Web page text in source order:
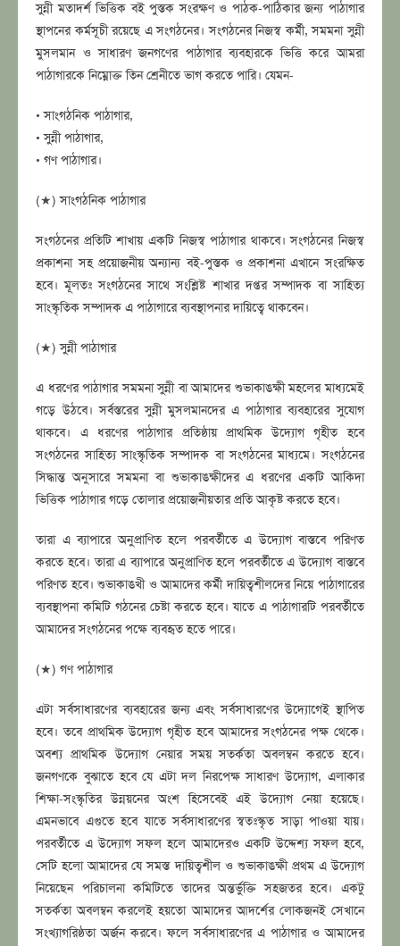
সুন্নী মতাদর্শ ভিত্তিক বই পুস্তক সংরক্ষণ ও পাঠক-পাঠিকার জন্য পাঠাগার
স্থাপনের কর্মসূচী রয়েছে এ সংগঠনের। সংগঠনের নিজস্ব কৰ্মী, সমমনা সুন্নী
মুসলমান ও সাধারণ জনগণের পাঠাগার ব্যবহারকে ভিত্তি করে আমরা
পাঠাগারকে নিম্নোক্ত তিন শ্রেনীতে ভাগ করতে পারি। যেমন-
• সাংগঠনিক পাঠাগার,
• সুন্নী পাঠাগার,
• গণ পাঠাগার।
(★) সাংগঠনিক পাঠাগার
সংগঠনের প্রতিটি শাখায় একটি নিজস্ব পাঠাগার থাকবে। সংগঠনের নিজস্ব
প্রকাশনা সহ প্রয়োজনীয় অন্যান্য বই-পুস্তক ও প্রকাশনা এখানে সংরক্ষিত
হবে। মূলতঃ সংগঠনের সাথে সংশ্লিষ্ট শাখার দপ্তর সম্পাদক বা সাহিত্য
সাংস্কৃতিক সম্পাদক এ পাঠাগারে ব্যবস্থাপনার দায়িত্বে থাকবেন।
(★) সুন্নী পাঠাগার
এ ধরণের পাঠাগার সমমনা সুন্নী বা আমাদের শুভাকাঙক্ষী মহলের মাধ্যমেই
গড়ে উঠবে। সর্বস্তরের সুন্নী মুসলমানদের এ পাঠাগার ব্যবহারের সুযোগ
থাকবে। এ ধরণের পাঠাগার প্রতিষ্ঠায় প্রাথমিক উদ্যোগ গৃহীত হবে
সংগঠনের সাহিত্য সাংস্কৃতিক সম্পাদক বা সংগঠনের মাধ্যমে। সংগঠনের
সিদ্ধান্ত অনুসারে সমমনা বা শুভাকাঙক্ষীদের এ ধরণের একটি আকিদা
ভিত্তিক পাঠাগার গড়ে তোলার প্রয়োজনীয়তার প্রতি আকৃষ্ট করতে হবে।
তারা এ ব্যাপারে অনুপ্রাণিত হলে পরবর্তীতে এ উদ্যোগ বাস্তবে পরিণত
করতে হবে। তারা এ ব্যাপারে অনুপ্রাণিত হলে পরবর্তীতে এ উদ্যোগ বাস্তবে
পরিণত হবে। শুভাকাঙখী ও আমাদের কর্মী দায়িত্বশীলদের নিয়ে পাঠাগারের
ব্যবস্থাপনা কমিটি গঠনের চেষ্টা করতে হবে। যাতে এ পাঠাগারটি পরবর্তীতে
আমাদের সংগঠনের পক্ষে ব্যবহৃত হতে পারে।
(★) গণ পাঠাগার
এটা সর্বসাধারণের ব্যবহারের জন্য এবং সর্বসাধারণের উদ্যোগেই স্থাপিত
হবে। তবে প্রাথমিক উদ্যোগ গৃহীত হবে আমাদের সংগঠনের পক্ষ থেকে।
অবশ্য প্রাথমিক উদ্যোগ নেয়ার সময় সতর্কতা অবলম্বন করতে হবে।
জনগণকে বুঝাতে হবে যে এটা দল নিরপেক্ষ সাধারণ উদ্যোগ, এলাকার
শিক্ষা-সংস্কৃতির উন্নয়নের অংশ হিসেবেই এই উদ্যোগ নেয়া হয়েছে।
এমনভাবে এগুতে হবে যাতে সর্বসাধারণের স্বতঃস্কৃত সাড়া পাওয়া যায়।
পরবর্তীতে এ উদ্যোগ সফল হলে আমাদেরও একটি উদ্দেশ্য সফল হবে,
সেটি হলো আমাদের যে সমস্ত দায়িত্বশীল ও শুভাকাঙক্ষী প্রথম এ উদ্যোগ
নিয়েছেন পরিচালনা কমিটিতে তাদের অন্তর্ভুক্তি সহজতর হবে। একটু
সতর্কতা অবলম্বন করলেই হয়তো আমাদের আদর্শের লোকজনই সেখানে
সংখ্যাগরিষ্ঠতা অর্জন করবে। ফলে সর্বসাধারণের এ পাঠাগার ও আমাদের